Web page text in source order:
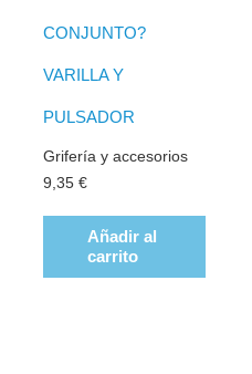
CONJUNTO?
VARILLA Y
PULSADOR
Grifería y accesorios
9,35€
Añadir al
carrito